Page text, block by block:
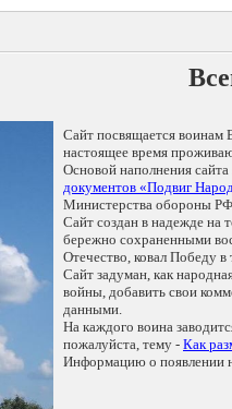
Сайт посвящается воинам
настоящее время
Основой наполнения
документов «Подвиг
Министерства обороны
Сайт создан в надежде на
бережно сохраненными
Отечество, ковал Победу
Сайт задуман, как
войны, добавить свои
данными.
На каждого воина
пожалуйста, тему - Как
Информацию о появлении